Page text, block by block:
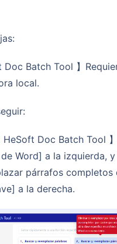
Doc Batch Tool 】
local.
Word] a la izquierda,
párrafos completos
a la derecha.